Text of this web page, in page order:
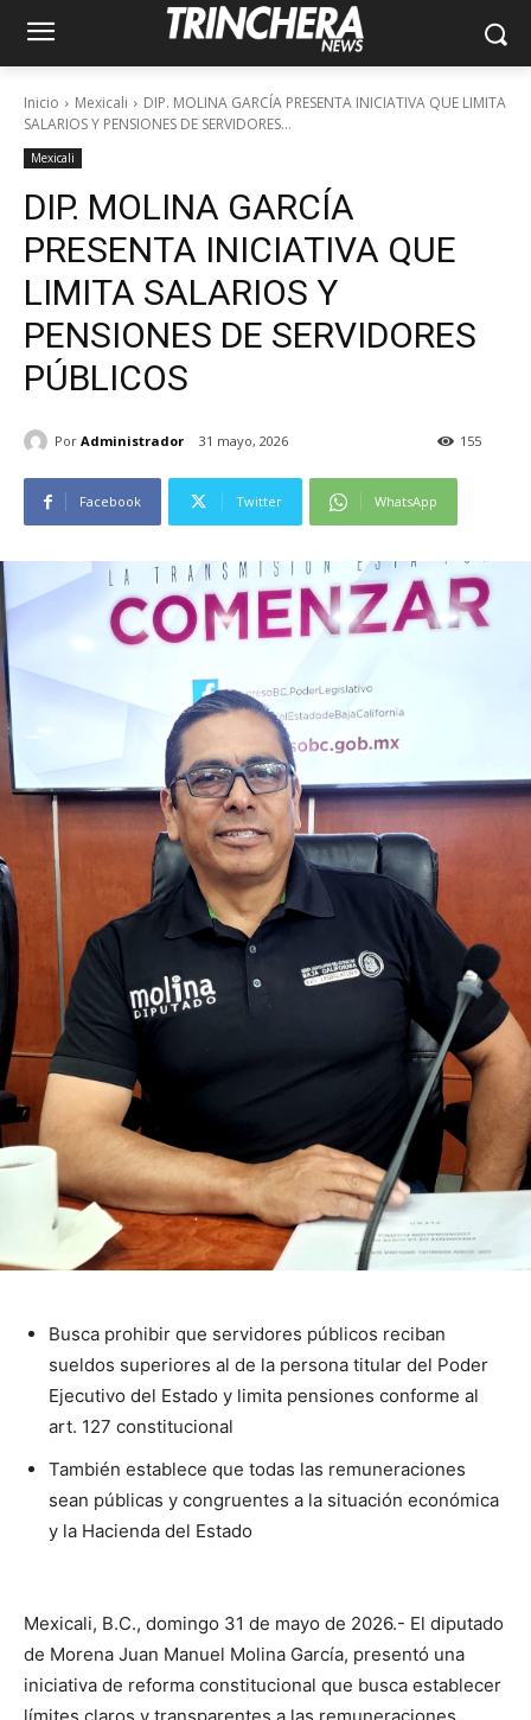
Inicio Mexicali
DIP. MOLINA GARCÍA PRESENTA INICIATIVA QUE LIMITA
SALARIOS Y PENSIONES DE SERVIDORES...
Mexicali
DIP. MOLINA GARCÍA
PRESENTA INICIATIVA QUE
LIMITA SALARIOS Y
PENSIONES DE SERVIDORES
PÚBLICOS
Por Administrador 31 mayo, 2026 155
Facebook Twitter WhatsApp
Busca prohibir que servidores públicos reciban
sueldos superiores al de la persona titular del Poder
Ejecutivo del Estado y limita pensiones conforme al
art. 127 constitucional
También establece que todas las remuneraciones
sean públicas y congruentes a la situación económica
y la Hacienda del Estado
Mexicali, B.C., domingo 31 de mayo de 2026.- El diputado
de Morena Juan Manuel Molina García, presentó una
iniciativa de reforma constitucional que busca establecer